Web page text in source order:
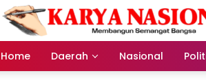
Home Daerah Nasional